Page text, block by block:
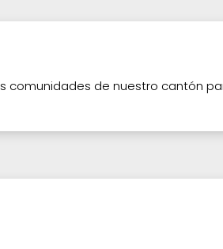
comunidades de nuestro cantón